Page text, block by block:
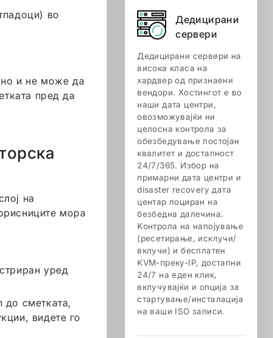
во
и не може да
пред да
на
мора
уред
до сметката,
видете го
Дедицирани
сервери
Дедицирани сервери на
висока класа на
хардвер од признаени
вендори. Хостингот е во
наши дата центри,
овозможувајќи ни
целосна контрола за
обезбедување постојан
квалитет и достапност
24/7/365. Избор на
примарни дата центри и
disaster recovery дата
центар лоциран на
безбедна далечина.
Kонтрола на напојување
(ресетирање, исклучи/
вклучи) и бесплатен
KVM-преку-IP, достапни
24/7 на еден клик,
вклучувајќи и опција за
стартување/инсталација
на ваши ISO записи.